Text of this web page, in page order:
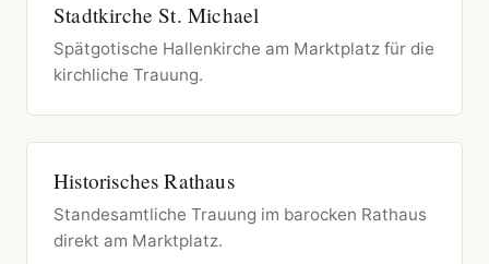
Stadtkirche St. Michael
Spätgotische Hallenkirche am Marktplatz für die
kirchliche Trauung.
Historisches Rathaus
Standesamtliche Trauung im barocken Rathaus
direkt am Marktplatz.